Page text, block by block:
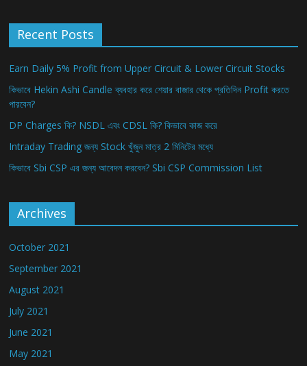
Recent Posts
Earn Daily 5% Profit from Upper Circuit & Lower Circuit Stocks
কিভাবে Hekin Ashi Candle ব্যবহার করে শেয়ার বাজার থেকে প্রতিদিন Profit করতে
পারবেন?
DP Charges কি? NSDL এবং CDSL কি? কিভাবে কাজ করে
Intraday Trading জন্য Stock খুঁজুন মাত্র 2 মিনিটের মধ্যে
কিভাবে Sbi CSP এর জন্য আবেদন করবেন? Sbi CSP Commission List
Archives
October 2021
September 2021
August 2021
July 2021
June 2021
May 2021